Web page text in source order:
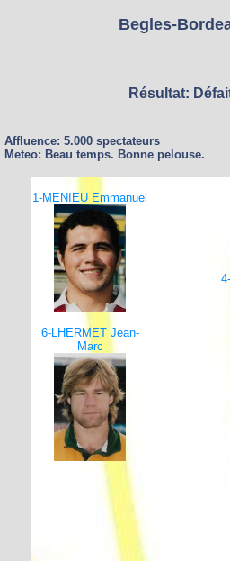
Begles-
Résultat:
Affluence: 5.000 spectateurs
Meteo: Beau temps. Bonne pelouse.
1-MENIEU Emmanuel
6-LHERMET Jean-
Marc